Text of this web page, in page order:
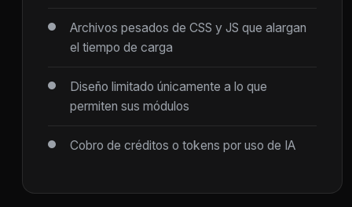
Archivos pesados de CSS y JS que alargan
el tiempo de carga
Diseño limitado únicamente a lo que
permiten sus módulos
Cobro de créditos o tokens por uso de IA